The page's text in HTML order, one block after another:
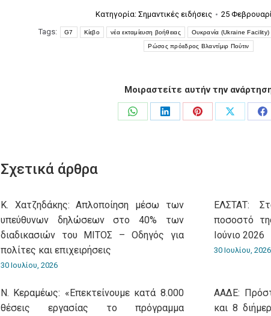
Κατηγορία: Σημαντικές ειδήσεις
25
Tags:
G7 Κίεβο νέα εκταμίευση βοήθειας Ουκρανία (Ukraine Facility)
Ρώσος πρόεδρος Βλαντίμιρ Πούτιν
Μοιραστείτε αυτήν την
Share
Share
Share
Share
Σχετικά άρθρα
Κ. Χατζηδάκης: Aπλοποίηση μέσω των
υπεύθυνων δηλώσεων στο 40% των
διαδικασιών του ΜΙΤΟΣ – Οδηγός για
πολίτες και επιχειρήσεις
30 Ιουλίου, 2026
ΕΛΣΤΑΤ:
ποσοστό
Ιούνιο 2026
30 Ιουλίου, 2026
Ν. Κεραμέως: «Επεκτείνουμε κατά 8.000
θέσεις εργασίας το πρόγραμμα
ΑΑΔΕ:
και 8